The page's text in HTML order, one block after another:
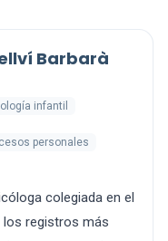
Barbarà
infantil
personales
colegiada en el
los registros más